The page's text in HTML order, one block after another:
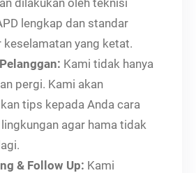
dilakukan oleh teknisi
lengkap dan standar
keselamatan yang ketat.
Kami tidak hanya
pergi. Kami akan
tips kepada Anda cara
agar hama tidak
& Follow Up: Kami